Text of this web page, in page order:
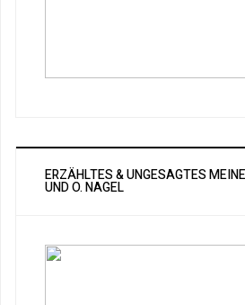
ERZÄHLTES & UNGESAGTES
ND O. NAGEL